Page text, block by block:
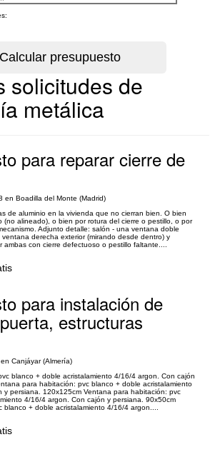
solicitudes de
metálica
para reparar cierre de
en Boadilla del Monte (Madrid)
de aluminio en la vivienda que no cierran bien. O bien
(no alineado), o bien por rotura del cierre o pestillo, o por
Adjunto detalle: salón - una ventana doble
derecha exterior (mirando desde dentro) y
ambas con cierre defectuoso o pestillo faltante....
para instalación de
estructuras
Canjáyar (Almería)
blanco + doble acristalamiento 4/16/4 argon. Con cajón
para habitación: pvc blanco + doble acristalamiento
y persiana. 120x125cm Ventana para habitación: pvc
4/16/4 argon. Con cajón y persiana. 90x50cm
blanco + doble acristalamiento 4/16/4 argon....